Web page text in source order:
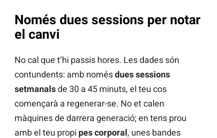
Només dues sessions per notar
el canvi
No cal que t’hi passis hores. Les dades són
contundents: amb nomésdues sessions
setmanalsde 30 a 45 minuts, el teu cos
començarà a regenerar-se. No et calen
màquines de darrera generació; en tens prou
amb el teu propi pes corporal, unes bandes